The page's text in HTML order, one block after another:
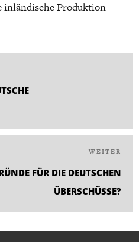
inländische Produktion
WEITER
FÜR DIE DEUTSCHEN
ÜBERSCHÜSSE?